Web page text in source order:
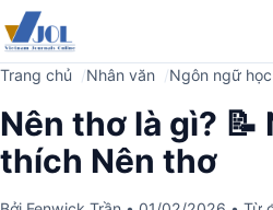
Trang chủ Nhân văn Ngôn ngữ học
Nên thơ là gì? 📝
thích Nên thơ